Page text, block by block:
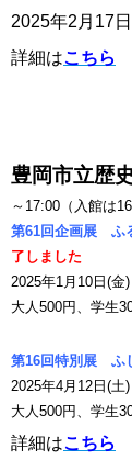
2025年2月17
詳細はこちら
豊岡市立歴
～17:00（入館は
第61回企画展 ふ
了しました
2025年1月10日(金
大人500円、学生
第16回特別展 ふ
2025年4月12日(土
大人500円、学生
詳細はこちら